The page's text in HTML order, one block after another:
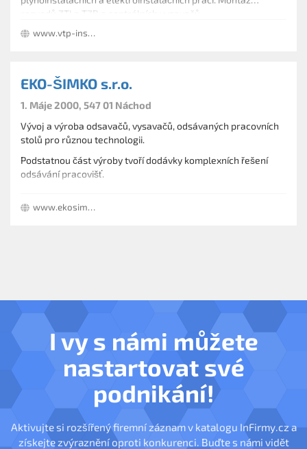
rozvodů ZTI a TZB a centrálních vysavačů.
www.vtp-instalace.cz
EKO-ŠIMKO s.r.o.
1. Máje 2000, 547 01 Náchod
Vývoj a výroba odsavačů, vysavačů, odsávaných pracovních
stolů pro různou technologii.
Podstatnou část výroby tvoří dodávky komplexních řešení
odsávání pracovišť.
vysavačů pro rodinné domky, penzióny i provozy.
www.ekosimko.cz
I vy s námi můžete
nastartovat své
podnikání!
Aktivujte si rozšířený firemní záznam v katalogu InFirmy.cz a
získejte zvýraznění oproti konkurenci. Buďte s námi vidět